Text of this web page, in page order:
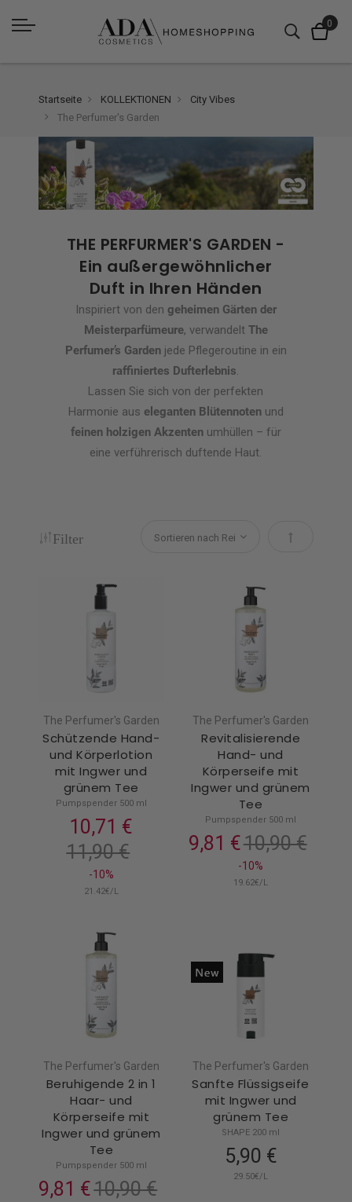
Startseite KOLLEKTIONEN
City Vibes
The Perfumer's Garden
THE PERFURMER'S GARDEN -
Ein außergewöhnlicher
Duft in Ihren Händen
Inspiriert von den geheimen Gärten der
Meisterparfümeure, verwandelt The
Perfumer’s Gardenjede Pflegeroutine in ein
raffiniertes Dufterlebnis.
Lassen Sie sich von der perfekten
Harmonie aus eleganten Blütennotenund
feinen holzigen Akzentenumhüllen – für
eine verführerisch duftende Haut.
Filter Absteigend
The Perfumer's Garden
Schützende Hand-
und Körperlotion
mit Ingwer und
grünem Tee
Pumpspender 500 ml
10,71 €
11,90 €
-10%
21.42€/L
The Perfumer's Garden
Revitalisierende
Hand- und
Körperseife mit
Ingwer und grünem
Tee
Pumpspender 500 ml
9,81 €10,90 €
-10%
19.62€/L
The Perfumer's Garden
Beruhigende 2 in 1
Haar- und
Körperseife mit
Ingwer und grünem
Tee
Pumpspender 500 ml
9,81 €10,90 €
The Perfumer's Garden
Sanfte Flüssigseife
mit Ingwer und
grünem Tee
SHAPE 200 ml
5,90 €
29.50€/L